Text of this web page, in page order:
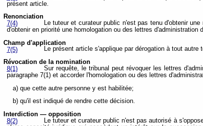
présent article.
Renonciation
7(4)
Le tuteur et curateur public n'est pas tenu d'obtenir
d'obtenir en priorité une homologation ou des lettres d'administration
Champ d'application
7(5)
Le présent article s'applique par dérogation à tout autre
Révocation de la nomination
8(1)
Sur requête, le tribunal peut révoquer les lettres
paragraphe 7(1) et accorder l'homologation ou des lettres
a) que cette autre personne y est habilitée;
b) qu'il est indiqué de rendre cette décision.
Interdiction — opposition
8(2)
Le tuteur et curateur public n'est pas autorisé à